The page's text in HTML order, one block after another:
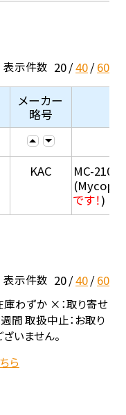
表示件数 20 40 60
メーカー
略号
KAC
MC-210 (
です！)
表示件数 20 40 60
わずか ×：取り寄せ
間 取扱中止：お取り
いません。
ら